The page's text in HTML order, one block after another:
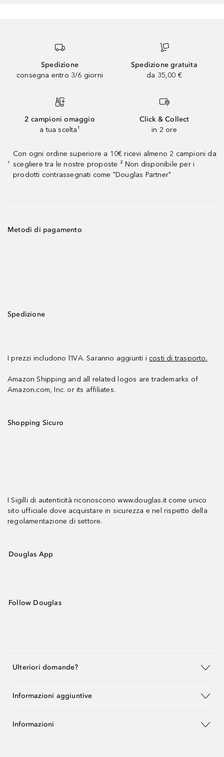
Spedizione
consegna entro 3/6 giorni
Spedizione gratuita
da 35,00 €
2 campioni omaggio
a tua scelta¹
Click & Collect
in 2 ore
¹
Con ogni ordine superiore a 10€ ricevi almeno 2 campioni da
scegliere tra le nostre proposte ² Non disponibile per i
prodotti contrassegnati come "Douglas Partner"
Metodi di pagamento
Spedizione
I prezzi includono l’IVA. Saranno aggiunti i costi di trasporto.
Amazon Shipping and all related logos are trademarks of
Amazon.com, Inc. or its affiliates.
Shopping Sicuro
I Sigilli di autenticità riconoscono www.douglas.it come unico
sito ufficiale dove acquistare in sicurezza e nel rispetto della
regolamentazione di settore.
Douglas App
Follow Douglas
Ulteriori domande?
Informazioni aggiuntive
Informazioni